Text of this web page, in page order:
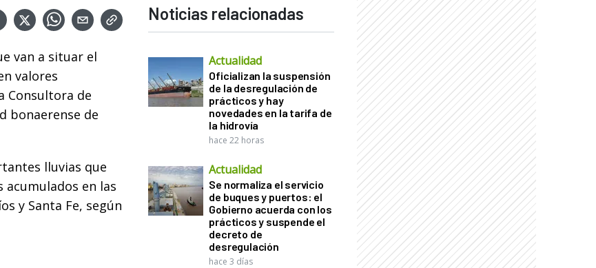
van a situar el
valores
Consultora de
bonaerense de
lluvias que
en las
y Santa Fe, según
Noticias relacionadas
Actualidad
Oficializan la suspensión
de la desregulación de
prácticos y hay
novedades en la tarifa de
la hidrovía
hace 22 horas
Actualidad
Se normaliza el servicio
de buques y puertos: el
Gobierno acuerda con los
prácticos y suspende el
decreto de
desregulación
hace 3 días